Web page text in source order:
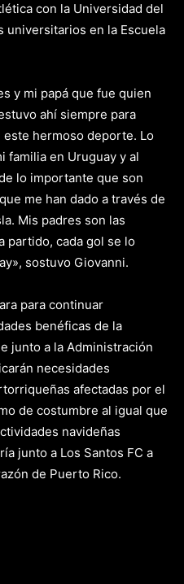
con la Universidad del
universitarios en la Escuela
y mi papá que fue quien
ahí siempre para
hermoso deporte. Lo
familia en Uruguay y al
lo importante que son
me han dado a través de
Mis padres son las
partido, cada gol se lo
sostuvo Giovanni.
para continuar
benéficas de la
junto a la Administración
necesidades
afectadas por el
de costumbre al igual que
navideñas
junto a Los Santos FC a
de Puerto Rico.